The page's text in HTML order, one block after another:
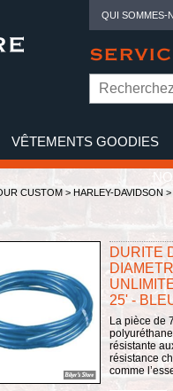
QUI SOMMES-
VÊTEMENTS GOODIES
CUSTOM > HARLEY-DAVIDSON >
DURITE
25' -
La pièce de
résistante
résistance
comme